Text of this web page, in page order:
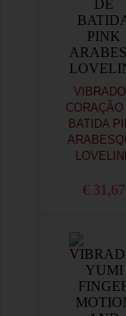
CORAÇÃO
BATIDA
€ 31,67